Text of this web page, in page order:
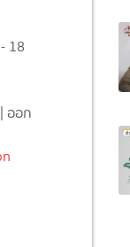
18
| ออก